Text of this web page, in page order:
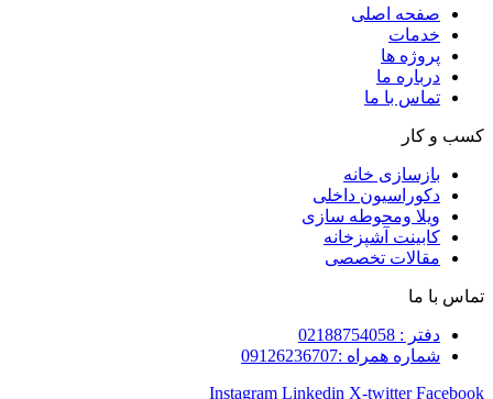
صفحه اصلی
خدمات
پروژه ها
درباره ما
تماس با ما
کسب و کار
بازسازی خانه
دکوراسیون داخلی
ویلا ومحوطه سازی
کابینت آشپزخانه
مقالات تخصصی
تماس با ما
دفتر : 02188754058
شماره همراه :09126236707
Instagram Linkedin X-twitter Facebook